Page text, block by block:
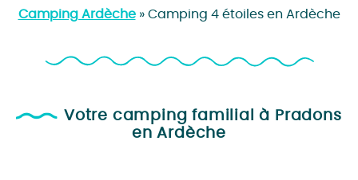
Camping Ardèche» Camping 4 étoiles en Ardèche
Votre camping familial à Pradons
en Ardèche